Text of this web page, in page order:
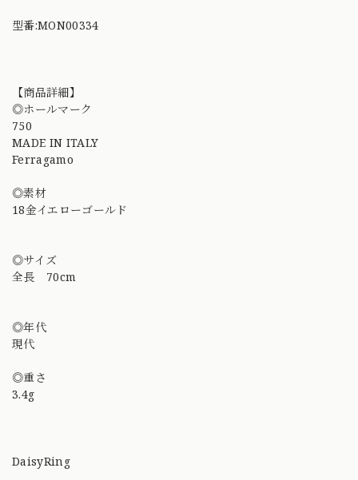
型番:MON00334
【商品詳細】
◎ホールマーク
750
MADE IN ITALY
Ferragamo
◎素材
18金イエローゴールド
◎サイズ
全長 70cm
◎年代
現代
◎重さ
3.4g
DaisyRing